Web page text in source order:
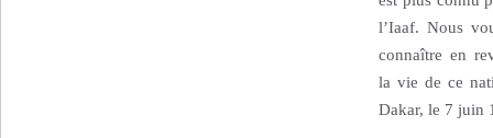
l’Iaaf. Nous
connaître en
la vie de ce
Dakar, le 7 juin